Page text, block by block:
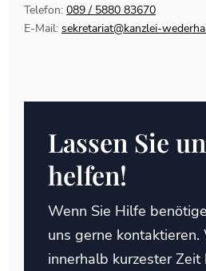
Telefon: 089 / 5880 83670
E-Mail: sekretariat@kanzlei-
Lassen Sie
helfen!
Wenn Sie Hilfe
uns gerne
innerhalb kurzester Zeit